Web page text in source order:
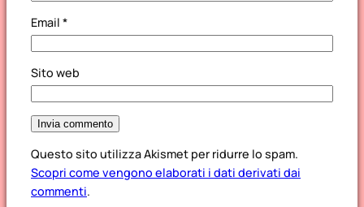
Email *
Sito web
Questo sito utilizza Akismet per ridurre lo spam.
Scopri come vengono elaborati i dati derivati dai
commenti.